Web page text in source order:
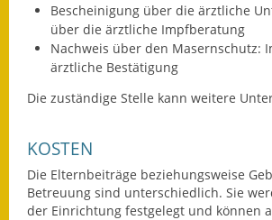
Haushalt &
Getrennte
Bescheinigung über die ärztliche
über die ärztliche Impfberatung
Nachweis über den Masernschutz:
ärztliche Bestätigung
Die zuständige Stelle kann weitere
KOSTEN
Die Elternbeiträge beziehungsweise
Betreuung sind unterschiedlich. Sie
der Einrichtung festgelegt und können